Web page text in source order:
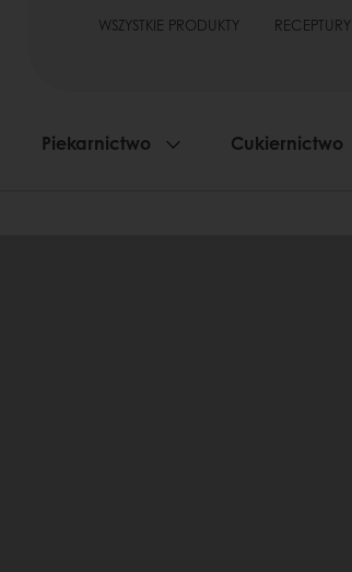
WSZYSTKIE PRODUKTY RECEPTURY
Piekarnictwo Cukiernictwo